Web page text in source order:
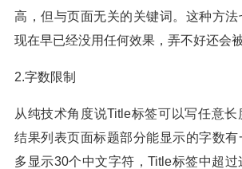
高，但与页面无关的关键词。这种方法
现在早已经没用任何效果，弄不好还会
2.字数限制
从纯技术角度说Title标签可以写任意
结果列表页面标题部分能显示的字数
多显示30个中文字符，Title标签中超